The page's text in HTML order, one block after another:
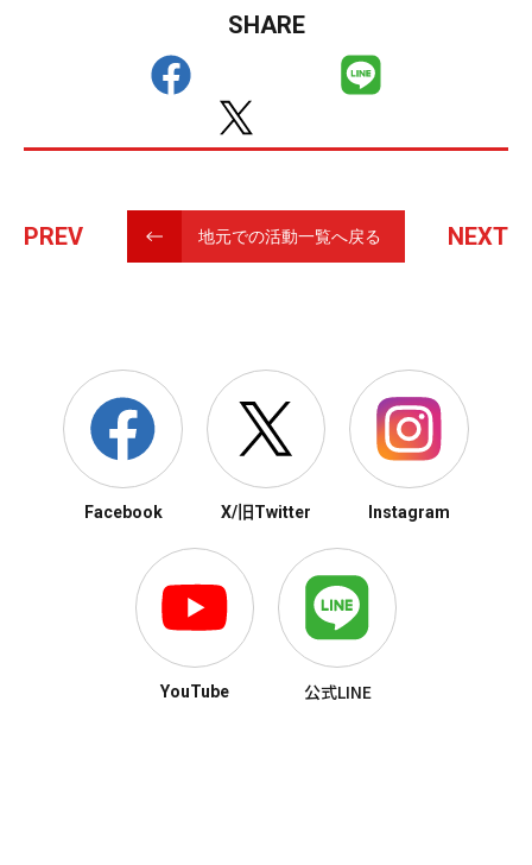
SHARE
PREV 地元での活動一覧へ戻る NEXT
Facebook X/旧Twitter Instagram
YouTube 公式LINE